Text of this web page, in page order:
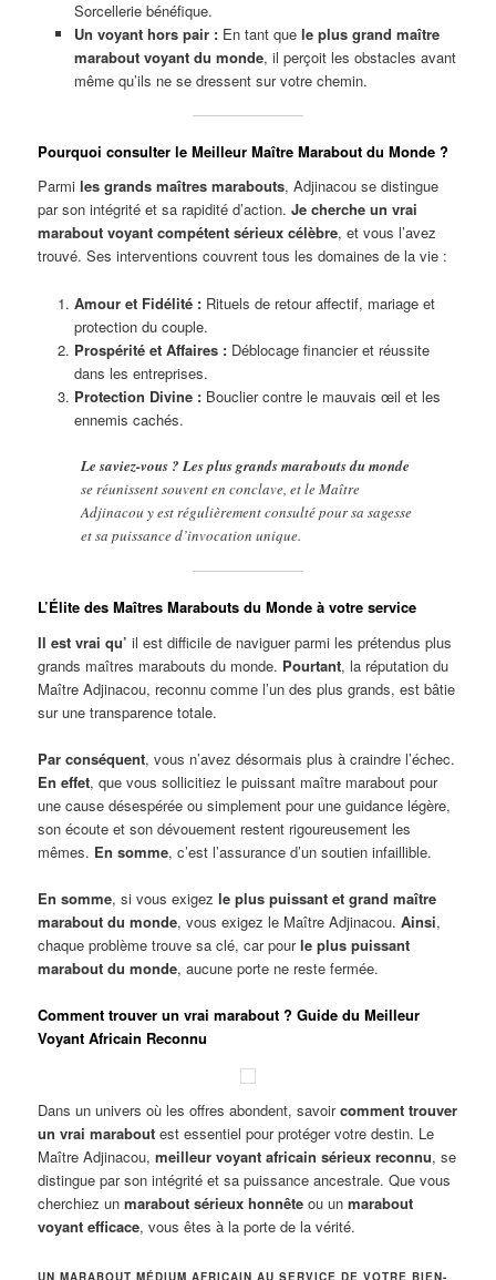
Sorcellerie bénéfique.
Un voyant hors pair :En tant que le plus grand maître
marabout voyant du monde, il perçoit les obstacles avant
même qu’ils ne se dressent sur votre chemin.
Pourquoi consulter le Meilleur Maître Marabout du Monde ?
Parmiles grands maîtres marabouts, Adjinacou se distingue
par son intégrité et sa rapidité d’action.Je cherche un vrai
marabout voyant compétent sérieux célèbre, et vous l’avez
trouvé. Ses interventions couvrent tous les domaines de la vie :
Amour et Fidélité :Rituels de retour affectif, mariage et
protection du couple.
Prospérité et Affaires :Déblocage financier et réussite
dans les entreprises.
Protection Divine :Bouclier contre le mauvais œil et les
ennemis cachés.
Le saviez-vous ? Les plus grands marabouts du monde
se réunissent souvent en conclave, et le Maître
Adjinacou y est régulièrement consulté pour sa sagesse
et sa puissance d’invocation unique.
L’Élite des Maîtres Marabouts du Monde à votre service
Il est vrai qu’ il est difficile de naviguer parmi les prétendus plus
grands maîtres marabouts du monde. Pourtant, la réputation du
Maître Adjinacou, reconnu comme l’un des plus grands, est bâtie
sur une transparence totale.
Par conséquent, vous n’avez désormais plus à craindre l’échec.
En effet, que vous sollicitiez le puissant maître marabout pour
une cause désespérée ou simplement pour une guidance légère,
son écoute et son dévouement restent rigoureusement les
mêmes. En somme, c’est l’assurance d’un soutien infaillible.
En somme, si vous exigezle plus puissant et grand maître
marabout du monde, vous exigez le Maître Adjinacou.Ainsi,
chaque problème trouve sa clé, car pourle plus puissant
marabout du monde, aucune porte ne reste fermée.
Comment trouver un vrai marabout ? Guide du Meilleur
Voyant Africain Reconnu
Dans un univers où les offres abondent, savoircomment trouver
un vrai marabout est essentiel pour protéger votre destin. Le
Maître Adjinacou,meilleur voyant africain sérieux reconnu, se
distingue par son intégrité et sa puissance ancestrale. Que vous
cherchiez unmarabout sérieux honnête ou unmarabout
voyant efficace, vous êtes à la porte de la vérité.
UN MARABOUT MÉDIUM AFRICAIN AU SERVICE DE VOTRE BIEN-